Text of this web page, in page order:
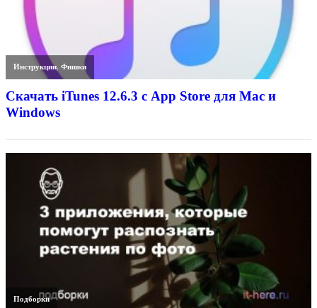
Инструкции,Фишки
Скачать iTunes 12.6.3 с App Store для Mac и
Windows
Подборки